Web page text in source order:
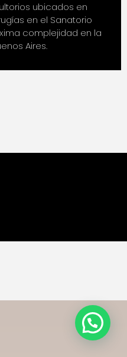
ubicados en
en el Sanatorio
complejidad en la
Aires.